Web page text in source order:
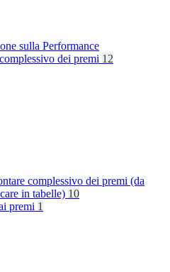
sulla Performance
dei premi 12
complessivo dei premi (da
in tabelle) 10
premi 1